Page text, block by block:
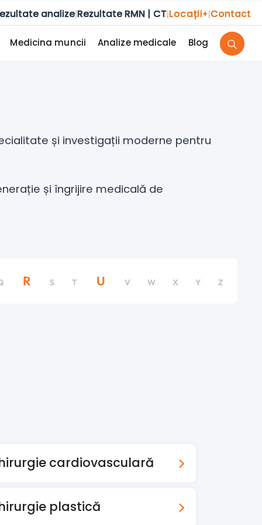
analize|Rezultate RMN | CT|Locații+|Contact
Medicina muncii Analize medicale Blog
și investigații moderne pentru
și îngrijire medicală de
R S T U V W X Y Z
cardiovasculară
plastică